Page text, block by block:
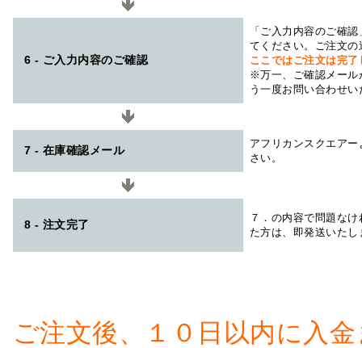
6 - ご入力内容のご確認
「ご入力内容のご確
てください。ご注文
ここではご注文は完
※万一、ご確認メール
う一度お問い合わせ
7 - 在庫確認メール
アフリカンスクエアー
さい。
8 - 注文完了
７．の内容で問題な
た方は、即発送いたし
ご注文後、１０日以内に入